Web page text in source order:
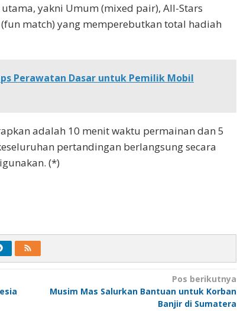
yakni Umum (mixed pair), All-Stars
fun match) yang memperebutkan total hadiah
Perawatan Dasar untuk Pemilik Mobil
adalah 10 menit waktu permainan dan 5
pertandingan berlangsung secara
(*)
Pos berikutnya
Musim Mas Salurkan Bantuan untuk Korban
Banjir di Sumatera